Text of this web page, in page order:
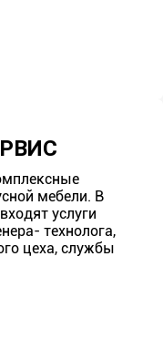
мебели. В
услуги
технолога,
цеха, службы